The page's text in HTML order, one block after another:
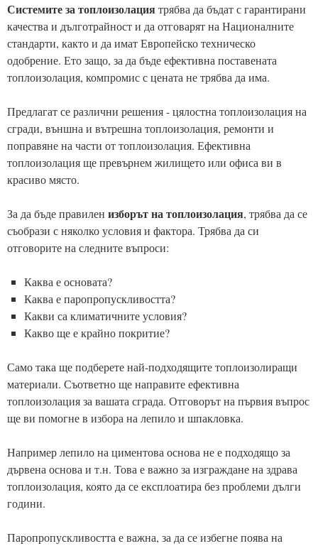
Системите за топлоизолациятрябва да бъдат с гарантирани
качества и дълготрайност и да отговарят на Националните
стандарти, както и да имат Европейско техническо
одобрение. Ето защо, за да бъде ефективна поставената
топлоизолация, компромис с цената не трябва да има.
Предлагат се различни решения - цялостна топлоизолация на
сгради, външна и вътрешна топлоизолация, ремонти и
поправяне на части от топлоизолация. Ефективна
топлоизолация ще превърнем жилището или офиса ви в
красиво място.
За да бъде правилен изборът на топлоизолация, трябва да се
съобрази с няколко условия и фактора. Трябва да си
отговорите на следните въпроси:
Каква е основата?
Каква е паропропускливостта?
Какви са климатичните условия?
Какво ще е крайно покритие?
Само така ще подберете най-подходящите топлоизолиращи
материали. Съответно ще направите ефективна
топлоизолация за вашата сграда. Отговорът на първия въпрос
ще ви помогне в избора на лепило и шпакловка.
Например лепило на циментова основа не е подходящо за
дървена основа и т.н. Това е важно за изграждане на здрава
топлоизолация, която да се експлоатира без проблеми дълги
години.
Паропропускливостта е важна, за да се избегне поява на